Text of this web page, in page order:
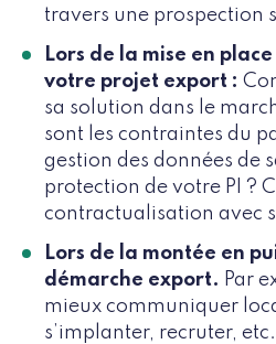
travers une prospection
Lors de la mise en
votre projet export :
sa solution dans le
sont les contraintes du
gestion des données de
protection de votre PI ?
contractualisation avec
Lors de la montée en
démarche export. Par
mieux communiquer
s’implanter, recruter,